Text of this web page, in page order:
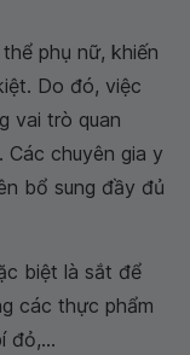
phụ nữ, khiến
Do đó, việc
vai trò quan
chuyên gia y
bổ sung đầy đủ
biệt là sắt để
các thực phẩm
đỏ,...